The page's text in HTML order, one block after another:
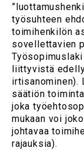
työsuhteen
toimihenkilön
sovellettavien
liittyvistä
irtisanominen).
säätiön
joka
mukaan voi
johtavaa
rajauksia).